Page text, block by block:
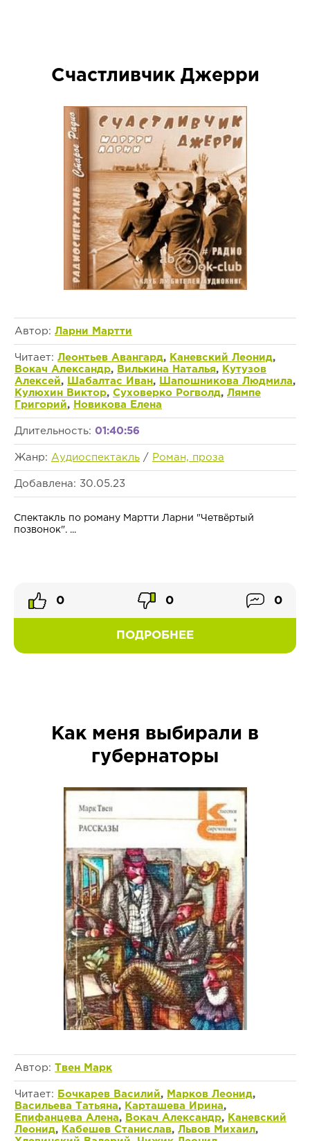
Счастливчик Джерри
Автор: Ларни Мартти
Читает: Леонтьев Авангард, Каневский Леонид,
Вокач Александр, Вилькина Наталья,
Кутузов
Алексей, Шабалтас Иван, Шапошникова Людмила,
Кулюхин Виктор, Суховерко Рогволд, Лямпе
Григорий, Новикова Елена
Длительность: 01:40:56
Жанр: Аудиоспектакль / Роман, проза
Добавлена: 30.05.23
Спектакль по роману Мартти Ларни "Четвёртый
позвонок". ...
ПОДРОБНЕЕ
0 0 0
Как меня выбирали в
губернаторы
Автор: Твен Марк
Читает: Бочкарев Василий, Марков Леонид,
Васильева Татьяна, Карташева Ирина,
Епифанцева Алена, Вокач Александр,
Каневский
Леонид, Кабешев Станислав, Львов Михаил,